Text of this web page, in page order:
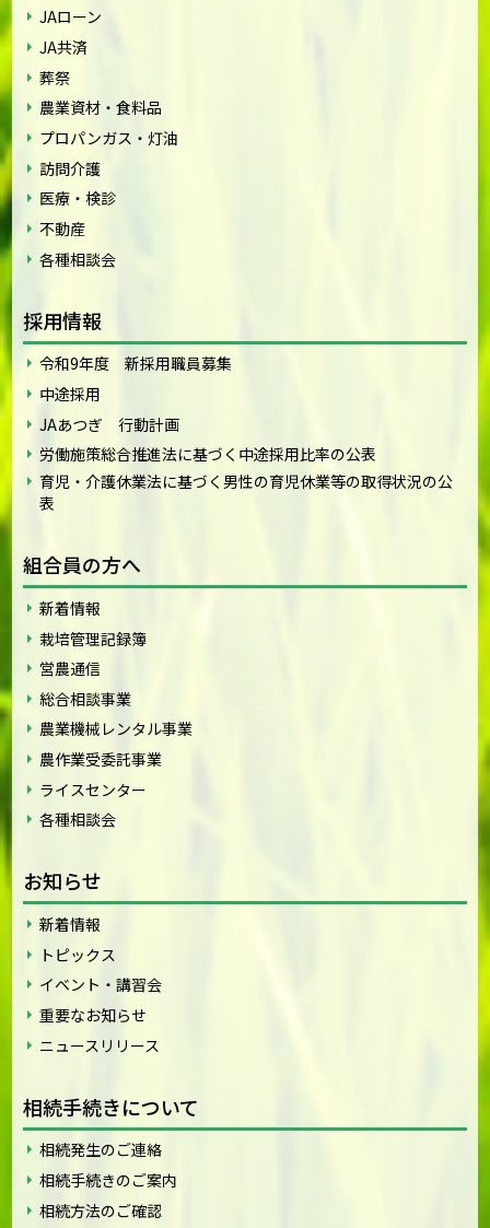
JAローン
JA共済
葬祭
農業資材・食料品
プロパンガス・灯油
訪問介護
医療・検診
不動産
各種相談会
採用情報
令和9年度 新採用職員募集
中途採用
JAあつぎ 行動計画
労働施策総合推進法に基づく中途採用比率の公表
育児・介護休業法に基づく男性の育児休業等の取得状況の公
表
組合員の方へ
新着情報
栽培管理記録簿
営農通信
総合相談事業
農業機械レンタル事業
農作業受委託事業
ライスセンター
各種相談会
お知らせ
新着情報
トピックス
イベント・講習会
重要なお知らせ
ニュースリリース
相続手続きについて
相続発生のご連絡
相続手続きのご案内
相続方法のご確認